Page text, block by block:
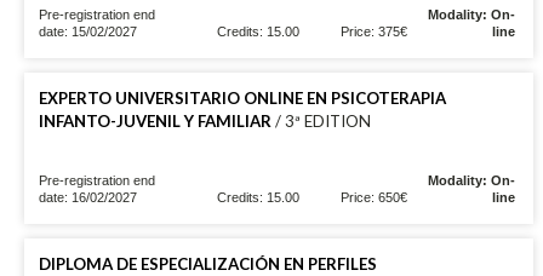
Pre-registration end
date: 15/02/2027
Credits: 15.00 Price: 375€
Modality: On-
line
EXPERTO UNIVERSITARIO ONLINE EN PSICOTERAPIA
INFANTO-JUVENIL Y FAMILIAR / 3ª EDITION
Pre-registration end
date: 16/02/2027
Credits: 15.00 Price: 650€
Modality: On-
line
DIPLOMA DE ESPECIALIZACIÓN EN PERFILES